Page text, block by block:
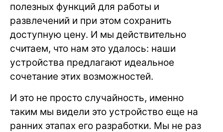
полезных функций для работы и
развлечений и при этом сохранить
доступную цену. И мы действительно
считаем, что нам это удалось: наши
устройства предлагают идеальное
сочетание этих возможностей.
И это не просто случайность, именно
таким мы видели это устройство еще на
ранних этапах его разработки. Мы не раз